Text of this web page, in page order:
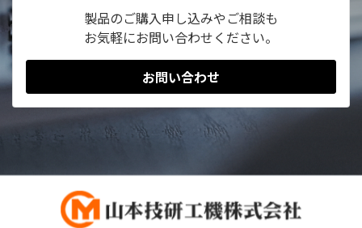
製品のご購入申し込みやご相談も
お気軽にお問い合わせください。
お問い合わせ